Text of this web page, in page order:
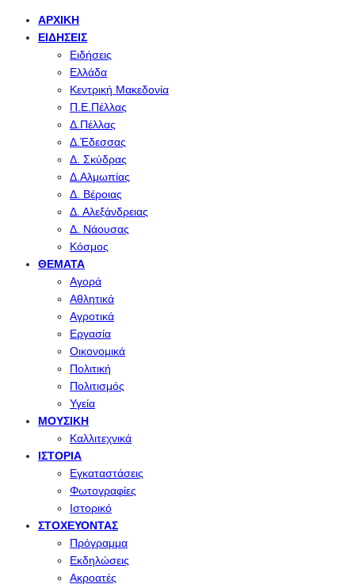
ΑΡΧΙΚΉ
ΕΙΔΉΣΕΙΣ
Ειδήσεις
Ελλάδα
Κεντρική Μακεδονία
Π.Ε.Πέλλας
Δ.Πέλλας
Δ.Έδεσσας
Δ. Σκύδρας
Δ.Αλμωπίας
Δ. Βέροιας
Δ. Αλεξάνδρειας
Δ. Νάουσας
Κόσμος
ΘΈΜΑΤΑ
Αγορά
Αθλητικά
Αγροτικά
Εργασία
Οικονομικά
Πολιτική
Πολιτισμός
Υγεία
ΜΟΥΣΙΚΉ
Καλλιτεχνικά
ΙΣΤΟΡΊΑ
Εγκαταστάσεις
Φωτογραφίες
Ιστορικό
ΣΤΟΧΕΎΟΝΤΑΣ
Πρόγραμμα
Εκδηλώσεις
Ακροατές